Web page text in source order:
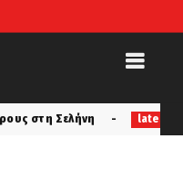
latest «Εφιάλτης»: